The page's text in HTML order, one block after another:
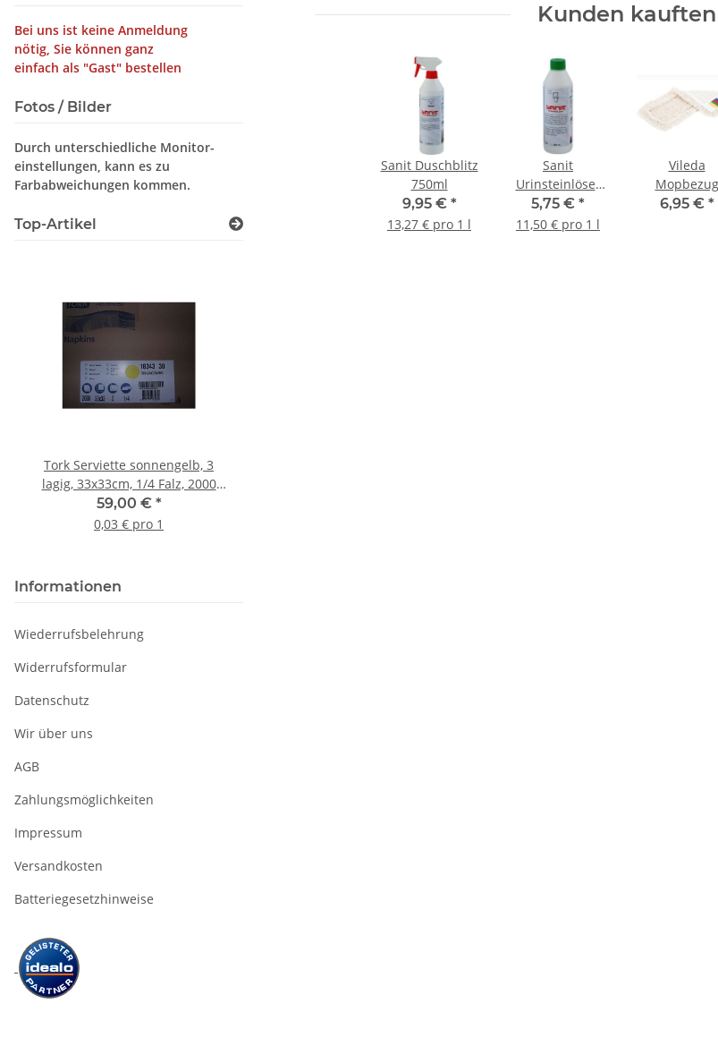
Kunden
Sanit Duschblitz
750ml
9,95 € *
13,27 € pro 1 l
Sanit
Urinsteinlöser
500ml
5,75 € *
11,50 € pro 1 l
Vileda
Mopbezug
CombiSpeed
6,95 € *
Bei uns ist keine Anmeldung
nötig, Sie können ganz
einfach als "Gast" bestellen
Fotos / Bilder
Durch unterschiedliche Monitor-
einstellungen, kann es zu
Farbabweichungen kommen.
Top-Artikel
Tork Serviette sonnengelb, 3
lagig, 33x33cm, 1/4 Falz, 2000
Stück
59,00 € *
0,03 € pro 1
Informationen
Wiederrufsbelehrung
Widerrufsformular
Datenschutz
Wir über uns
AGB
Zahlungsmöglichkeiten
Impressum
Versandkosten
Batteriegesetzhinweise